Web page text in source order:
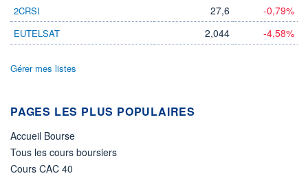
2CRSI 27,6 -0,79%
EUTELSAT 2,044 -4,58%
Gérer mes listes
PAGES LES PLUS POPULAIRES
Accueil Bourse
Tous les cours boursiers
Cours CAC 40